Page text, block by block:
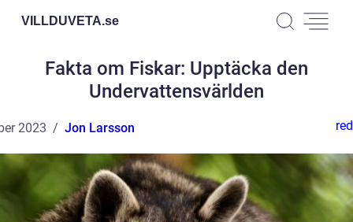
VILLDUVETA.se
Fakta om Fiskar: Upptäcka den
Undervattensvärlden
2023 Jon Larsson